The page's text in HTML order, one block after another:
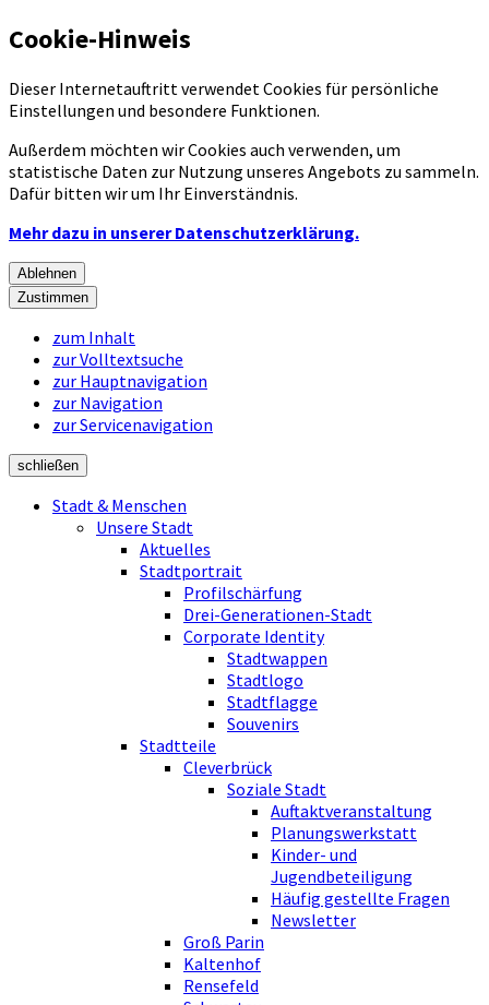
Cookie-Hinweis
Dieser Internetauftritt verwendet Cookies für persönliche
Einstellungen und besondere Funktionen.
Außerdem möchten wir Cookies auch verwenden, um
statistische Daten zur Nutzung unseres Angebots zu sammeln.
Dafür bitten wir um Ihr Einverständnis.
Mehr dazu in unserer Datenschutzerklärung.
Ablehnen
Zustimmen
zum Inhalt
zur Volltextsuche
zur Hauptnavigation
zur Navigation
zur Servicenavigation
schließen
Stadt & Menschen
Unsere Stadt
Aktuelles
Stadtportrait
Profilschärfung
Drei-Generationen-Stadt
Corporate Identity
Stadtwappen
Stadtlogo
Stadtflagge
Souvenirs
Stadtteile
Cleverbrück
Soziale Stadt
Auftaktveranstaltung
Planungswerkstatt
Kinder- und
Jugendbeteiligung
Häufig gestellte Fragen
Newsletter
Groß Parin
Kaltenhof
Rensefeld